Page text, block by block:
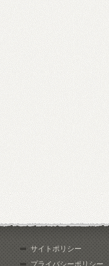
サイトポリシー
プライバシーポリシー